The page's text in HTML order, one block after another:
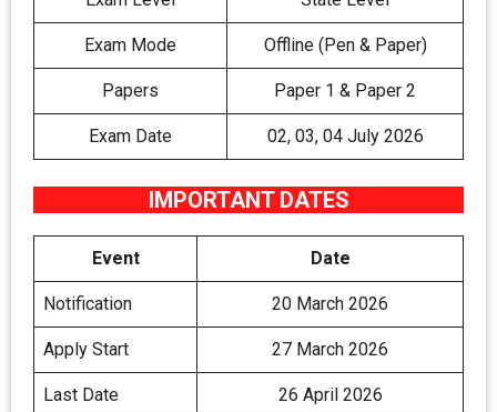
Exam Mode Offline (Pen & Paper)
Papers Paper 1 & Paper 2
Exam Date 02, 03, 04 July 2026
IMPORTANT DATES
Event Date
Notification 20 March 2026
Apply Start 27 March 2026
Last Date 26 April 2026